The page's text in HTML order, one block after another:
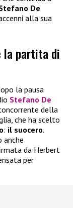
De
alla sua
la partita di
la pausa
Stefano De
della
che ha scelto
: il suocero.
anche
da Herbert
per